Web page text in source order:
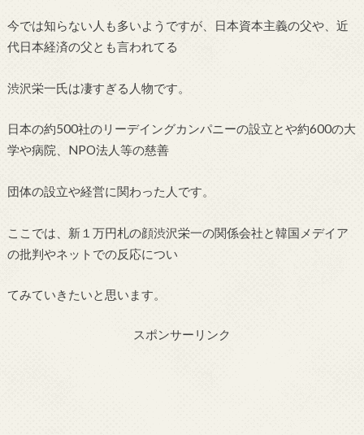
今では知らない人も多いようですが、日本資本主義の父や、近
代日本経済の父とも言われてる
渋沢栄一氏は凄すぎる人物です。
日本の約500社のリーデイングカンパニーの設立とや約600の大
学や病院、NPO法人等の慈善
団体の設立や経営に関わった人です。
ここでは、新１万円札の顔渋沢栄一の関係会社と韓国メデイア
の批判やネットでの反応につい
てみていきたいと思います。
スポンサーリンク